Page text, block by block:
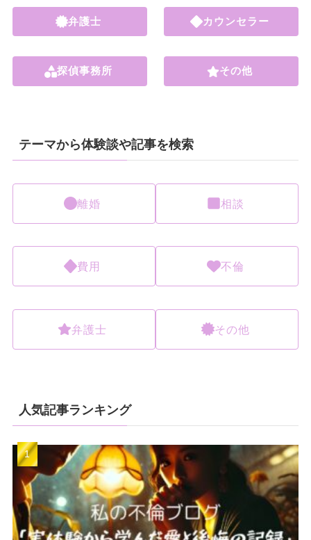
弁護士
探偵事務所
カウンセラー
その他
テーマから体験談や記事を検索
離婚 相談
費用 不倫
弁護士 その他
人気記事ランキング